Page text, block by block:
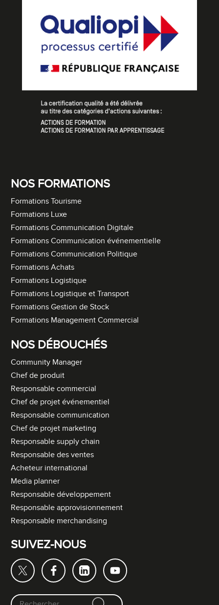
NOS FORMATIONS
Formations Tourisme
Formations Luxe
Formations Communication Digitale
Formations Communication événementielle
Formations Communication Politique
Formations Achats
Formations Logistique
Formations Logistique et Transport
Formations Gestion de Stock
Formations Management Commercial
NOS DÉBOUCHÉS
Community Manager
Chef de produit
Responsable commercial
Chef de projet événementiel
Responsable communication
Chef de projet marketing
Responsable supply chain
Responsable des ventes
Acheteur international
Media planner
Responsable développement
Responsable approvisionnement
Responsable merchandising
SUIVEZ-NOUS